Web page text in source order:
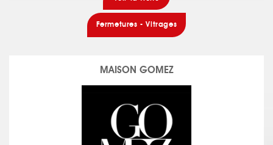
Fermetures - Vitrages
MAISON GOMEZ